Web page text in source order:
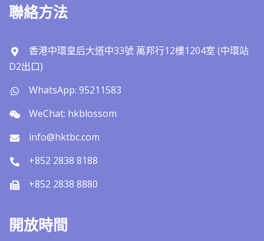
聯絡方法
香港中環皇后大道中33號 萬邦行12樓1204室 (中環站
D2出口)
WhatsApp: 95211583
WeChat: hkblossom
info@hktbc.com
+852 2838 8188
+852 2838 8880
開放時間